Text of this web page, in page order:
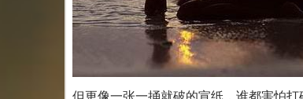
但更像一张一捅就破的宣纸，谁都害怕打